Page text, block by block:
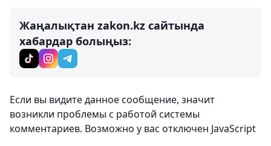
Жаңалықтан zakon.kz сайтында
хабардар болыңыз:
Если вы видите данное сообщение, значит
возникли проблемы с работой системы
комментариев. Возможно у вас отключен JavaScript